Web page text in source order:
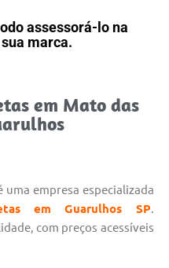
assessorá-lo na
marca.
em Mato das
empresa especializada
em Guarulhos SP.
com preços acessíveis